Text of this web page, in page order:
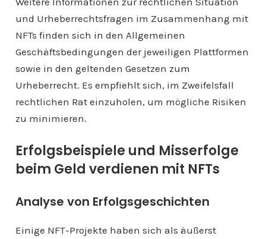
und Urheberrechtsfragen im Zusammenhang mit
NFTs finden sich in den Allgemeinen
Geschäftsbedingungen der jeweiligen Plattformen
sowie in den geltenden Gesetzen zum
Urheberrecht. Es empfiehlt sich, im Zweifelsfall
rechtlichen Rat einzuholen, um mögliche Risiken
zu minimieren.
Erfolgsbeispiele und Misserfolge
beim Geld verdienen mit NFTs
Analyse von Erfolgsgeschichten
Einige NFT-Projekte haben sich als äußerst